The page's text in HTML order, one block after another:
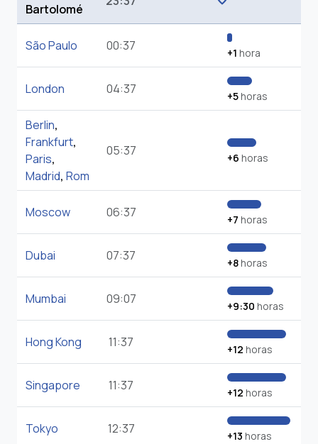
Bartolomé
São Paulo 00:37 +1 hora
London 04:37 +5horas
Berlin,
Frankfurt,
Paris,
Madrid, Rom
05:37 +6 horas
Moscow 06:37 +7 horas
Dubai 07:37 +8horas
Mumbai 09:07 +9:30 horas
Hong Kong 11:37 +12 horas
Singapore 11:37 +12 horas
Tokyo 12:37 +13 horas